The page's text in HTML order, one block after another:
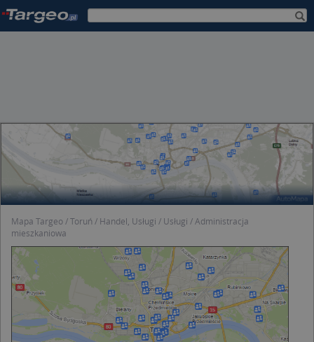
Mapa Targeo Toruń Handel, Usługi Usługi
Administracja
mieszkaniowa